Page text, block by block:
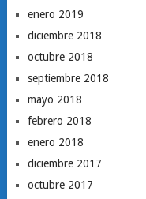
enero 2019
diciembre 2018
octubre 2018
septiembre 2018
mayo 2018
febrero 2018
enero 2018
diciembre 2017
octubre 2017